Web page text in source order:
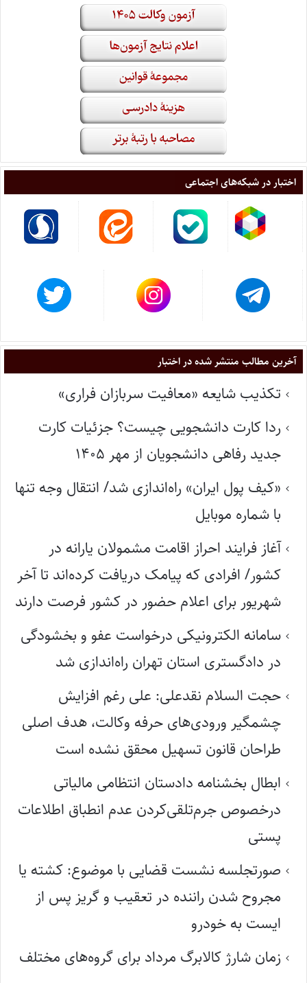
اختبار در شبکه‌های اجتماعی
آخرین مطالب منتشر شده در اختبار
تکذیب شایعه «معافیت سربازان فراری»
ردا کارت دانشجویی چیست؟ جزئیات کارت
جدید رفاهی دانشجویان از مهر ۱۴۰۵
«کیف پول ایران» راه‌اندازی شد/ انتقال وجه تنها
با شماره موبایل
آغاز فرایند احراز اقامت مشمولان یارانه در
کشور/ افرادی که پیامک دریافت کرده‌اند تا آخر
شهریور برای اعلام حضور در کشور فرصت دارند
سامانه الکترونیکی درخواست عفو و بخشودگی
در دادگستری استان تهران راه‌اندازی شد
حجت السلام نقدعلی: علی رغم افزایش
چشمگیر ورودی‌های حرفه وکالت، هدف اصلی
طراحان قانون تسهیل محقق نشده است
ابطال بخشنامه دادستان انتظامی مالیاتی
درخصوص جرم‌تلقی‌کردن عدم انطباق اطلاعات
پستی
صورتجلسه نشست قضایی با موضوع: کشته یا
مجروح شدن راننده در تعقیب و گریز پس از
ایست به خودرو
زمان شارژ کالابرگ مرداد برای گروه‌های مختلف